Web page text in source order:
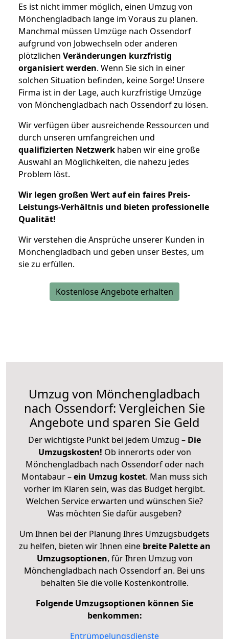
Es ist nicht immer möglich, einen Umzug von
Mönchengladbach lange im Voraus zu planen.
Manchmal müssen Umzüge nach Ossendorf
aufgrund von Jobwechseln oder anderen
plötzlichen Veränderungen kurzfristig
organisiert werden. Wenn Sie sich in einer
solchen Situation befinden, keine Sorge! Unsere
Firma ist in der Lage, auch kurzfristige Umzüge
von Mönchengladbach nach Ossendorf zu lösen.
Wir verfügen über ausreichende Ressourcen und
durch unseren umfangreichen und
qualifizierten Netzwerk haben wir eine große
Auswahl an Möglichkeiten, die nahezu jedes
Problem löst.
Wir legen großen Wert auf ein faires Preis-
Leistungs-Verhältnis und bieten professionelle
Qualität!
Wir verstehen die Ansprüche unserer Kunden in
Mönchengladbach und geben unser Bestes, um
sie zu erfüllen.
Kostenlose Angebote erhalten
Umzug von Mönchengladbach
nach Ossendorf: Vergleichen Sie
Angebote und sparen Sie Geld
Der wichtigste Punkt bei jedem Umzug – Die
Umzugskosten! Ob innerorts oder von
Mönchengladbach nach Ossendorf oder nach
Montabaur –ein Umzug kostet. Man muss sich
vorher im Klaren sein, was das Budget hergibt.
Welchen Service erwarten und wünschen Sie?
Was möchten Sie dafür ausgeben?
Um Ihnen bei der Planung Ihres Umzugsbudgets
zu helfen, bieten wir Ihnen eine breite Palette an
Umzugsoptionen, für Ihren Umzug von
Mönchengladbach nach Ossendorf an. Bei uns
behalten Sie die volle Kostenkontrolle.
Folgende Umzugsoptionen können Sie
benkommen:
Entrümpelungsdienste